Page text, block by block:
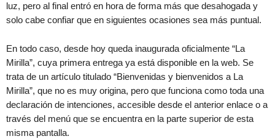
luz, pero al final entró en hora de forma más que desahogada y
solo cabe confiar que en siguientes ocasiones sea más puntual.
En todo caso, desde hoy queda inaugurada oficialmente “La
Mirilla”, cuya primera entrega ya está disponible en la web. Se
trata de un artículo titulado “Bienvenidas y bienvenidos a La
Mirilla”, que no es muy origina, pero que funciona como toda una
declaración de intenciones, accesible desde el anterior enlace o a
través del menú que se encuentra en la parte superior de esta
misma pantalla.